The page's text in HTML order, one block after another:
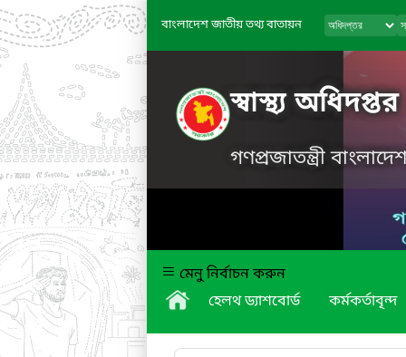
বাংলাদেশ জাতীয় তথ্য বাতায়ন
স্বাস্থ্য অধিদপ্তর
গণপ্রজাতন্ত্রী
মেনু নির্বাচন করুন
হেলথ ড্যাশবোর্ড
কর্মকর্তাবৃন্দ